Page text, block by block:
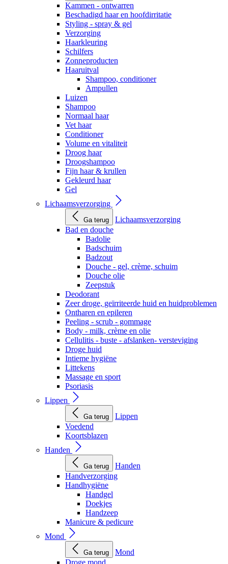
Kammen - ontwarren
Beschadigd haar en hoofdirritatie
Styling - spray & gel
Verzorging
Haarkleuring
Schilfers
Zonneproducten
Haaruitval
Shampoo, conditioner
Ampullen
Luizen
Shampoo
Normaal haar
Vet haar
Conditioner
Volume en vitaliteit
Droog haar
Droogshampoo
Fijn haar & krullen
Gekleurd haar
Gel
Lichaamsverzorging
Ga terug
Lichaamsverzorging
Bad en douche
Badolie
Badschuim
Badzout
Douche - gel, crème, schuim
Douche olie
Zeepstuk
Deodorant
Zeer droge, geïrriteerde huid en huidproblemen
Ontharen en epileren
Peeling - scrub - gommage
Body - milk, crème en olie
Cellulitis - buste - afslanken- versteviging
Droge huid
Intieme hygiëne
Littekens
Massage en sport
Psoriasis
Lippen
Ga terug
Lippen
Voedend
Koortsblazen
Handen
Ga terug
Handen
Handverzorging
Handhygiëne
Handgel
Doekjes
Handzeep
Manicure & pedicure
Mond
Ga terug
Mond
Droge mond